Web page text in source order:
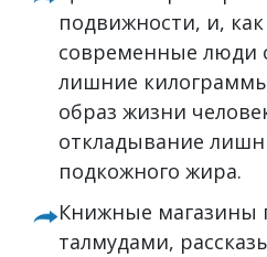
подвижности, и, как
современные люди
лишние
образ жизни
откладывание
подкожного жира.
Книжные магазины
талмудами,